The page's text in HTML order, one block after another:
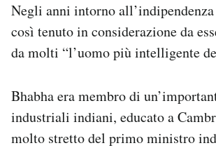
Negli anni intorno
così tenuto in considerazione da
da molti “l’uomo più intelligente
Bhabha era membro di
industriali indiani, educato a
molto stretto del primo ministro